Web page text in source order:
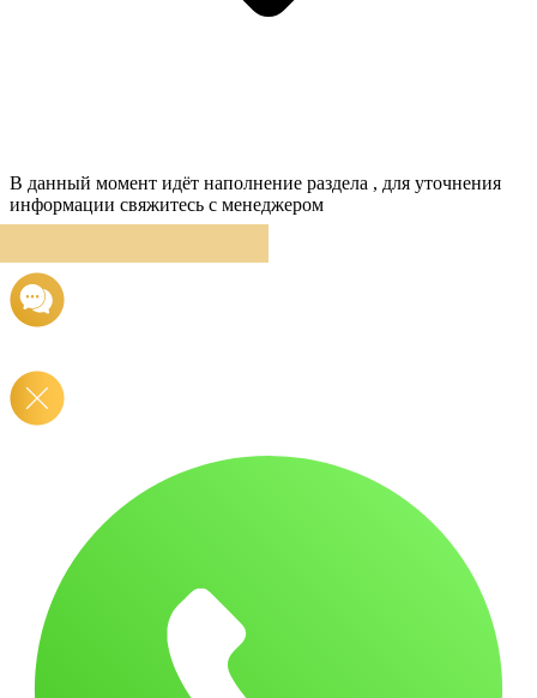
В данный момент идёт наполнение раздела , для уточнения
информации свяжитесь с менеджером